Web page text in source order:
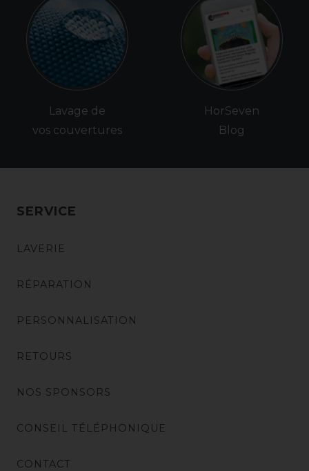
Lavage de
vos couvertures
HorSeven
Blog
SERVICE
LAVERIE
RÉPARATION
PERSONNALISATION
RETOURS
NOS SPONSORS
CONSEIL TÉLÉPHONIQUE
CONTACT